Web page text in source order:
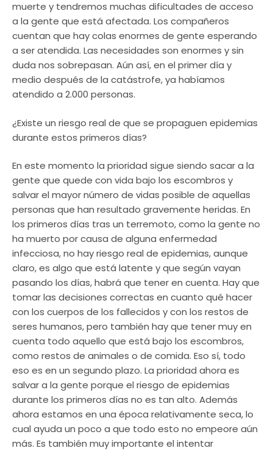
muerte y tendremos muchas dificultades de acceso
a la gente que está afectada. Los compañeros
cuentan que hay colas enormes de gente esperando
a ser atendida. Las necesidades son enormes y sin
duda nos sobrepasan. Aún así, en el primer día y
medio después de la catástrofe, ya habíamos
atendido a 2.000 personas.
¿Existe un riesgo real de que se propaguen epidemias
durante estos primeros días?
En este momento la prioridad sigue siendo sacar a la
gente que quede con vida bajo los escombros y
salvar el mayor número de vidas posible de aquellas
personas que han resultado gravemente heridas. En
los primeros días tras un terremoto, como la gente no
ha muerto por causa de alguna enfermedad
infecciosa, no hay riesgo real de epidemias, aunque
claro, es algo que está latente y que según vayan
pasando los días, habrá que tener en cuenta. Hay que
tomar las decisiones correctas en cuanto qué hacer
con los cuerpos de los fallecidos y con los restos de
seres humanos, pero también hay que tener muy en
cuenta todo aquello que está bajo los escombros,
como restos de animales o de comida. Eso sí, todo
eso es en un segundo plazo. La prioridad ahora es
salvar a la gente porque el riesgo de epidemias
durante los primeros días no es tan alto. Además
ahora estamos en una época relativamente seca, lo
cual ayuda un poco a que todo esto no empeore aún
más. Es también muy importante el intentar